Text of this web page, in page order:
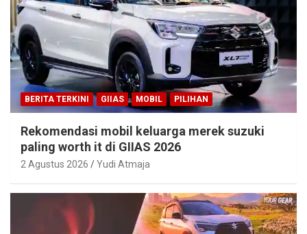
BERITA TERKINI GIIAS MOBIL PILIHAN
Rekomendasi mobil keluarga merek suzuki
paling worth it di GIIAS 2026
2 Agustus 2026 Yudi Atmaja